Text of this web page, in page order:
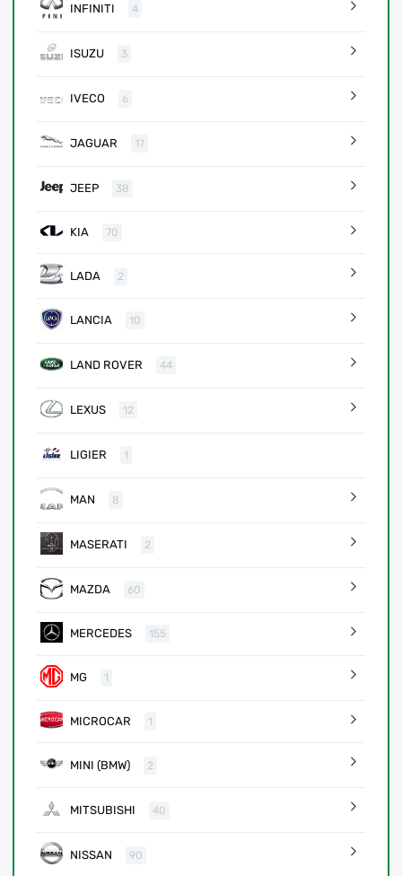
INFINITI 4
ISUZU 3
IVECO 6
JAGUAR 17
JEEP 38
KIA 70
LADA 2
LANCIA 10
LAND ROVER 44
LEXUS 12
LIGIER 1
MAN 8
MASERATI 2
MAZDA 60
MERCEDES 155
MG 1
MICROCAR 1
MINI (BMW) 2
MITSUBISHI 40
NISSAN 90